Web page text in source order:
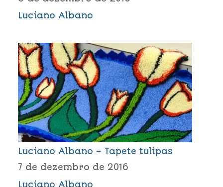
Luciano Albano
Luciano Albano – Tapete tulipas
7 de dezembro de 2016
Luciano Albano